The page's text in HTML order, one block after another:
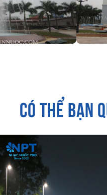
CÓ THỂ BẠN